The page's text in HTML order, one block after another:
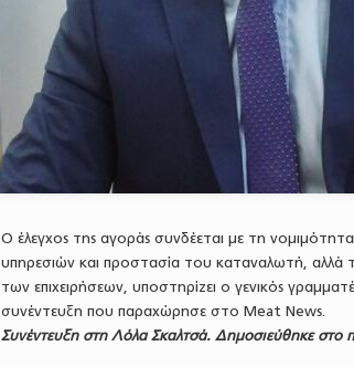
Ο έλεγχος της αγοράς συνδέεται με τη
υπηρεσιών και προστασία του καταναλωτή, αλλά
των επιχειρήσεων, υποστηρίζει ο γενικός
συνέντευξη που παραχώρησε στο Meat News.
Συνέντευξη στη Λόλα Σκαλτσά. Δημοσιεύθηκε στο